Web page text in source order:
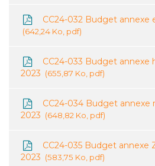
CC24-032 Budget annexe
642,24 Ko, pdf
CC24-033 Budget annexe
2023
655,87 Ko, pdf
CC24-034 Budget annexe
2023
648,82 Ko, pdf
CC24-035 Budget annexe
2023
583,75 Ko, pdf